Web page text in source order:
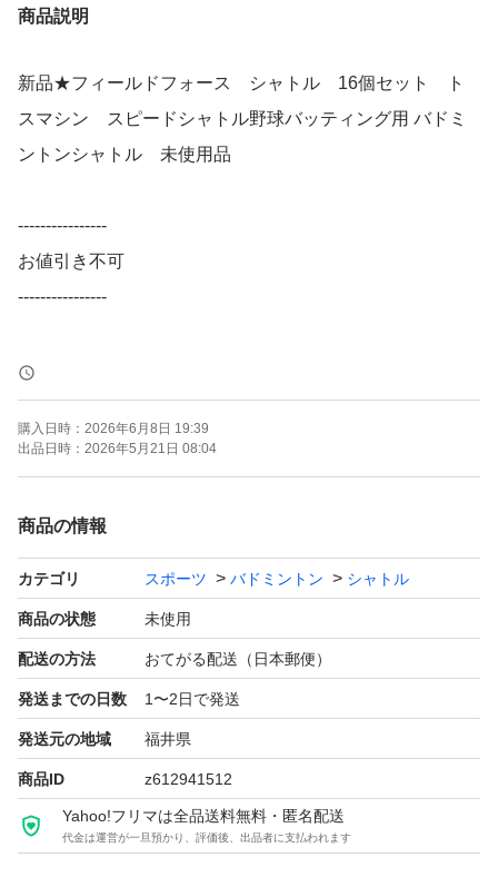
商品説明
新品★フィールドフォース シャトル 16個セット ト
スマシン スピードシャトル野球バッティング用 バドミ
ントンシャトル 未使用品
----------------
お値引き不可
----------------
新品、未使用。
フィールドフォース、スピードシャトル16個セットで
す。
ホワイト×8
ライトグリーン×8
基本的に即日発送。
夕刻以降ご購入の場合は翌朝発送。
※プロフィール名に発送に関する記述がある場合はそれが
優先されます。
ゆうパケットプラスにて発送予定。
購入日時： 2026年6月8日 19:39
出品日時： 2026年5月21日 08:04
商品の情報
カテゴリ スポーツ バドミントン シャトル
商品の状態 未使用
配送の方法 おてがる配送（日本郵便）
発送までの日数 1〜2日で発送
発送元の地域 福井県
商品ID z612941512
Yahoo!フリマは全品送料無料・匿名配送
代金は運営が一旦預かり、評価後、出品者に支払われます